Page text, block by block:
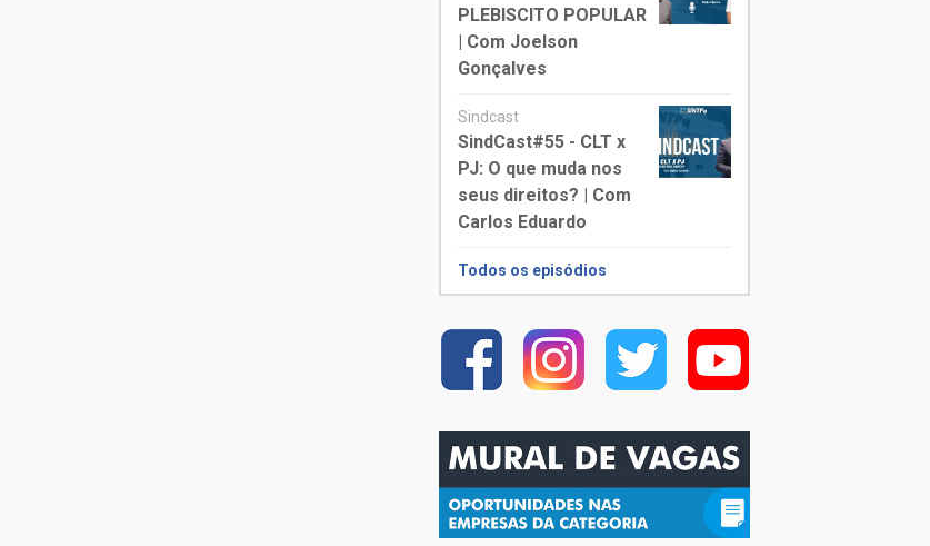
PLEBISCITO POPULAR
| Com Joelson
Gonçalves
Sindcast
SindCast#55 - CLT x
PJ: O que muda nos
seus direitos? | Com
Carlos Eduardo
Todos os episódios